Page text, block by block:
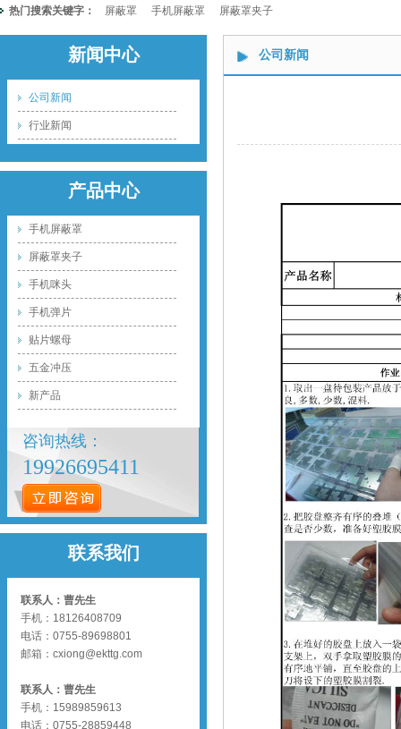
热门搜索关键字： 屏蔽罩 手机屏蔽罩 屏蔽罩夹子
新闻中心
公司新闻
行业新闻
产品中心
手机屏蔽罩
屏蔽罩夹子
手机咪头
手机弹片
贴片螺母
五金冲压
新产品
咨询热线：
19926695411
联系我们
联系人：曹先生
手机：18126408709
电话：0755-89698801
邮箱： cxiong@ekttg.com
联系人：曹先生
手机：15989859613
电话：0755-28859448
公司新闻